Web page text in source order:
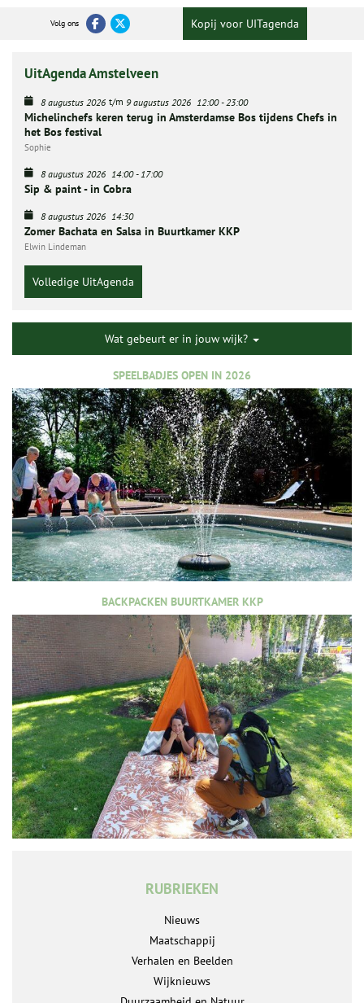
Volg ons Kopij voor UITagenda
UitAgenda Amstelveen
8 augustus 2026 t/m 9 augustus 2026 12:00-23:00
Michelinchefs keren terug in Amsterdamse Bos tijdens Chefs in
het Bos festival
Sophie
8 augustus 2026 14:00-17:00
Sip & paint - in Cobra
8 augustus 2026 14:30
Zomer Bachata en Salsa in Buurtkamer KKP
Elwin Lindeman
Volledige UitAgenda
Wat gebeurt er in jouw wijk?
SPEELBADJES OPEN IN 2026
BACKPACKEN BUURTKAMER KKP
RUBRIEKEN
Nieuws
Maatschappij
Verhalen en Beelden
Wijknieuws